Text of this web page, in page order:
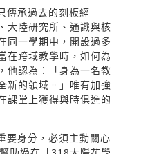
傳承過去的刻板經
大陸研究所、通識與核
同一學期中，開設過多
在跨域教學時，如何為
他認為：「身為一名教
新的領域。」唯有加強
課堂上獲得與時俱進的
要身分，必須主動關心